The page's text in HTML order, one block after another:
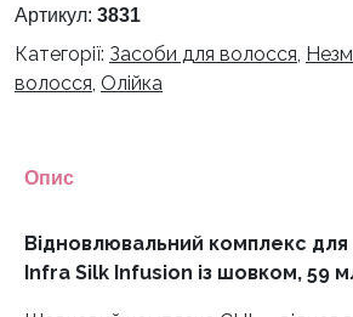
Артикул: 3831
Категорії: Засоби для волосся,
волосся, Олійка
Опис
Відновлювальний комплекс для
Infra Silk Infusion із шовком, 59